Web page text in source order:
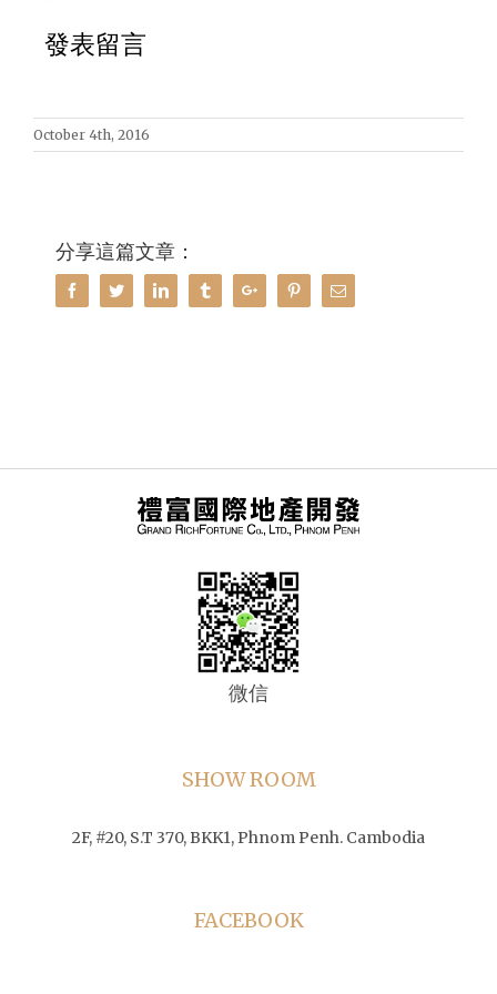
發表留言
October 4th, 2016
分享這篇文章：
Facebook
TwitterLinkedinTumblrGoogle+PinterestEmail
微信
SHOW ROOM
2F, #20, S.T 370, BKK1, Phnom Penh. Cambodia
FACEBOOK